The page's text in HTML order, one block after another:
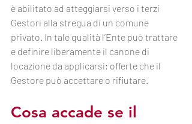
è abilitato ad atteggiarsi verso i terzi
Gestori alla stregua di un comune
privato. In tale qualità l’Ente può trattare
e definire liberamente il canone di
locazione da applicarsi; offerte che il
Gestore può accettare o rifiutare.
Cosa accade se il